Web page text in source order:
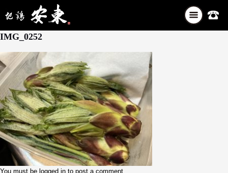
ナ
ビ
5月 11, 2026
IMG_0252
You must be logged in to post a comment